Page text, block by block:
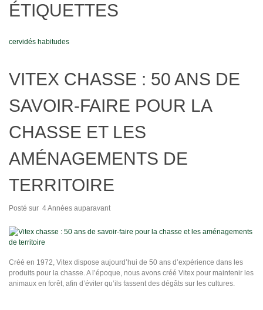
ÉTIQUETTES
cervidés habitudes
VITEX CHASSE : 50 ANS DE
SAVOIR-FAIRE POUR LA
CHASSE ET LES
AMÉNAGEMENTS DE
TERRITOIRE
Posté sur 4 Années auparavant
Créé en 1972, Vitex dispose aujourd’hui de 50 ans d’expérience dans les
produits pour la chasse. A l’époque, nous avons créé Vitex pour maintenir les
animaux en forêt, afin d’éviter qu’ils fassent des dégâts sur les cultures.